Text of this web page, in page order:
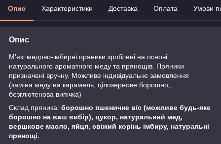
Опис Характеристики Доставка Оплата Умови
Опис
М'які медово-імбирні пряники зроблені на основі
натурального ароматного меду та прянощів. Пряники
призначені вручну. Можливе індивідуальне замовлення
(заміна меду на карамель, цілозернове борошно,
безглютенова випічка)
Склад пряника: борошно пшеничне в/с (можливе будь-яке
борошно на ваш вибір), цукор, натуральний мед,
вершкове масло, яйця, свіжий корінь імбиру, натуральні
прянощі.